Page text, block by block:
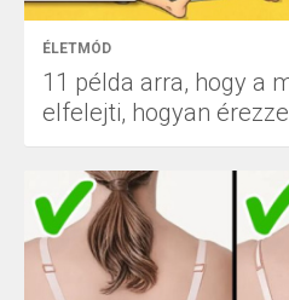
ÉLETMÓD
11 példa arra, hogy a
elfelejti, hogyan